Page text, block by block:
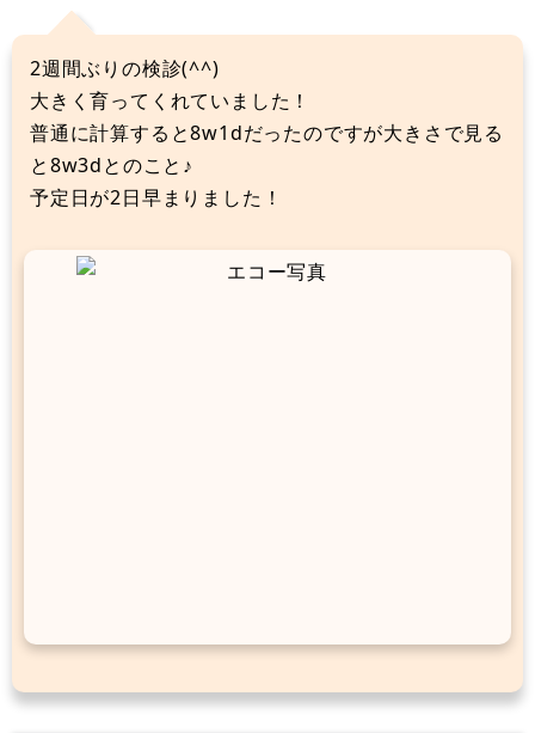
2週間ぶりの検診(^^)
大きく育ってくれていました！
普通に計算すると8w1dだったのですが大きさで見る
と8w3dとのこと♪
予定日が2日早まりました！